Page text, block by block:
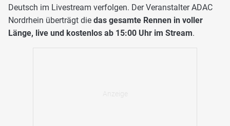
Deutsch im Livestream verfolgen. Der Veranstalter ADAC
Nordrhein überträgt die das gesamte Rennen in voller
Länge, live und kostenlos ab 15:00 Uhr im Stream.